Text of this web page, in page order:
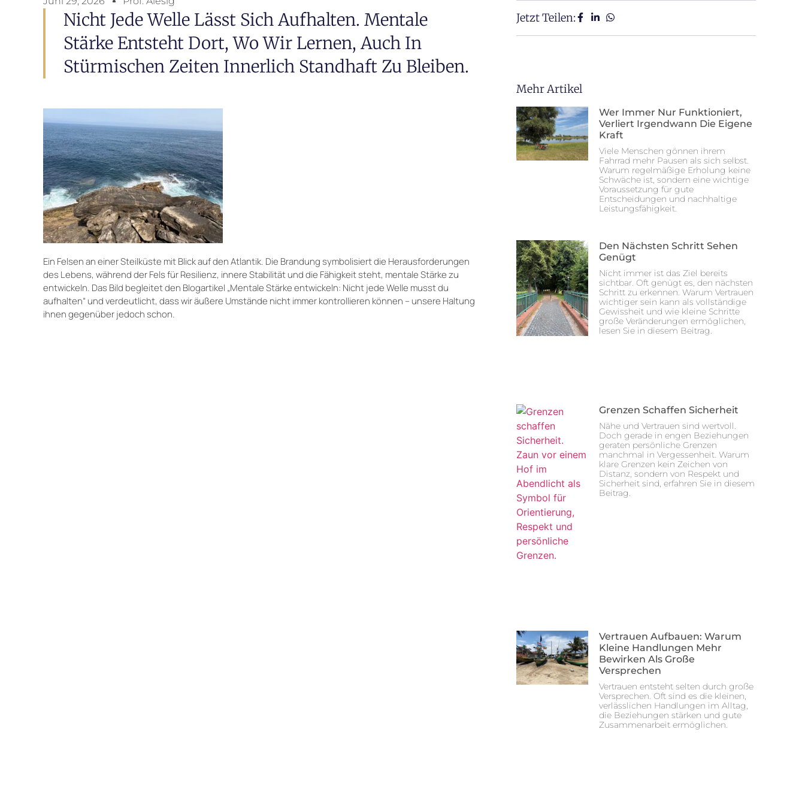
Nicht Jede Welle Lässt Sich Aufhalten. Mentale
Stärke Entsteht Dort, Wo Wir Lernen, Auch In
Stürmischen Zeiten Innerlich Standhaft Zu Bleiben.
Ein Felsen an einer Steilküste mit Blick auf den Atlantik. Die Brandung symbolisiert die Herausforderungen
des Lebens, während der Fels für Resilienz, innere Stabilität und die Fähigkeit steht, mentale Stärke zu
entwickeln. Das Bild begleitet den Blogartikel „Mentale Stärke entwickeln: Nicht jede Welle musst du
aufhalten“ und verdeutlicht, dass wir äußere Umstände nicht immer kontrollieren können – unsere Haltung
ihnen gegenüber jedoch schon.
Jetzt Teilen:
Mehr Artikel
Wer Immer Nur Funktioniert,
Verliert Irgendwann Die Eigene
Kraft
Viele Menschen gönnen ihrem
Fahrrad mehr Pausen als sich selbst.
Warum regelmäßige Erholung keine
Schwäche ist, sondern eine wichtige
Voraussetzung für gute
Entscheidungen und nachhaltige
Leistungsfähigkeit.
Den Nächsten Schritt Sehen
Genügt
Nicht immer ist das Ziel bereits
sichtbar. Oft genügt es, den nächsten
Schritt zu erkennen. Warum Vertrauen
wichtiger sein kann als vollständige
Gewissheit und wie kleine Schritte
große Veränderungen ermöglichen,
lesen Sie in diesem Beitrag.
Grenzen Schaffen Sicherheit
Nähe und Vertrauen sind wertvoll.
Doch gerade in engen Beziehungen
geraten persönliche Grenzen
manchmal in Vergessenheit. Warum
klare Grenzen kein Zeichen von
Distanz, sondern von Respekt und
Sicherheit sind, erfahren Sie in diesem
Beitrag.
Vertrauen Aufbauen: Warum
Kleine Handlungen Mehr
Bewirken Als Große
Versprechen
Vertrauen entsteht selten durch große
Versprechen. Oft sind es die kleinen,
verlässlichen Handlungen im Alltag,
die Beziehungen stärken und gute
Zusammenarbeit ermöglichen.